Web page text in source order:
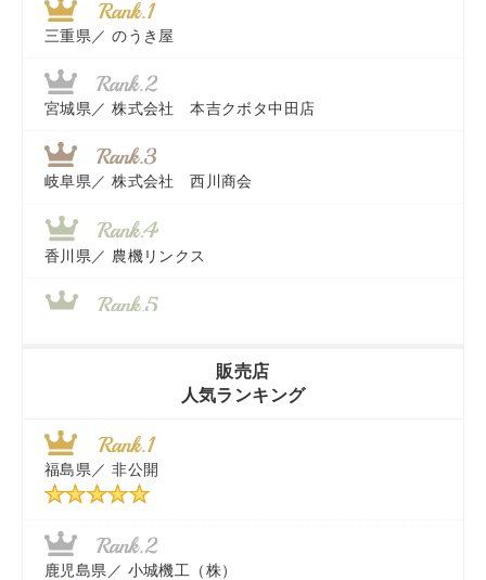
三重県／ のうき屋
宮城県／ 株式会社 本吉クボタ中田店
岐阜県／ 株式会社 西川商会
香川県／ 農機リンクス
近江商事合同会社：「茨城中古農建機販売」
千葉県／ 株式会社テクノ・タカ
福岡県／株式会社カドワキ機械（旧ナカガワ農機商会）
販売店
人気ランキング
福島県／ 非公開
鹿児島県／ 小城機工（株）